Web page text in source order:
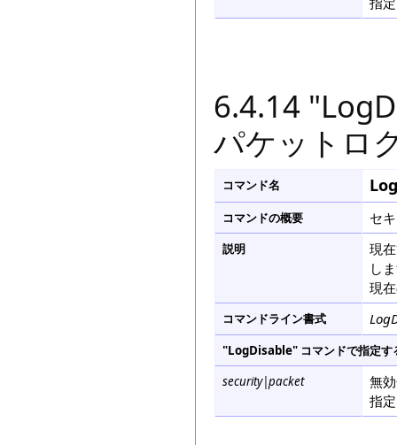
6.4.14
パケットロ
コマンド名
コマンドの概要 セ
説明
現
し
現
コマンドライン書式
"LogDisable" コマンドで指定す
security|packet
無
指